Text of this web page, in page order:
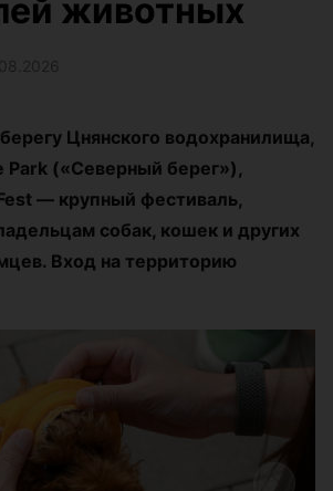
животных
Цнянского водохранилища,
Park («Северный берег»),
— крупный фестиваль,
собак, кошек и других
Вход на территорию